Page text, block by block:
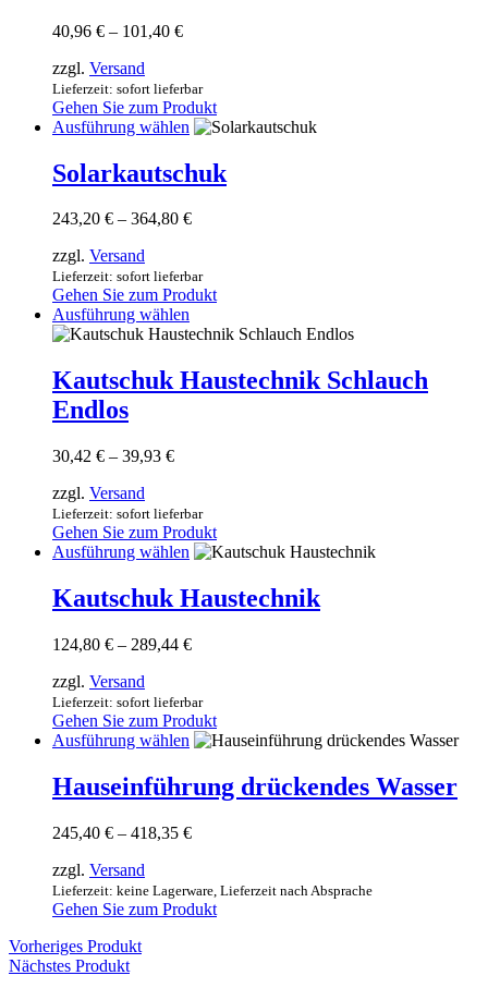
Produktseite
gewählt
werden
40,96 € – 101,40 €Preisspanne:
101,40 €
zzgl. Versand
Lieferzeit: sofort lieferbar
Gehen Sie zum Produkt
Ausführung wählen Dieses
weist
mehrere
können
auf
Produktseite
werden
Solarkautschuk
243,20 € – 364,80 €Preisspanne:
364,80 €
zzgl. Versand
Lieferzeit: sofort lieferbar
Gehen Sie zum Produkt
Ausführung wählen
Produkt
mehrere
Varianten
der
Produktseite
gewählt
Kautschuk Haustechnik Schlauch
Endlos
30,42 € – 39,93 €Preisspanne:
39,93 €
zzgl. Versand
Lieferzeit: sofort lieferbar
Gehen Sie zum Produkt
Ausführung wählen Dieses
weist
mehrere
können
auf
der
gewählt
werden
Kautschuk Haustechnik
124,80 € – 289,44 €Preisspanne:
289,44 €
zzgl. Versand
Lieferzeit: sofort lieferbar
Gehen Sie zum Produkt
Ausführung wählen Dieses
mehrere
können
auf
Hauseinführung drückendes Wasser
245,40 € – 418,35 €Preisspanne:
418,35 €
zzgl. Versand
Lieferzeit: keine Lagerware, Lieferzeit nach Absprache
Gehen Sie zum Produkt
Vorheriges Produkt
Nächstes Produkt